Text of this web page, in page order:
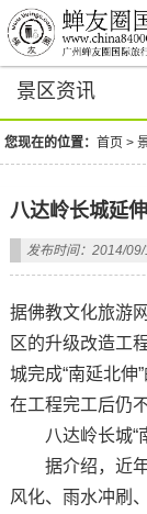
景区资讯
您现在的位置：首页 >
八达岭长城延
发布时间：2014/
据佛教文化旅游
区的升级改造工
城完成“南延北伸
在工程完工后仍
八达岭长城“
据介绍，近年
风化、雨水冲刷